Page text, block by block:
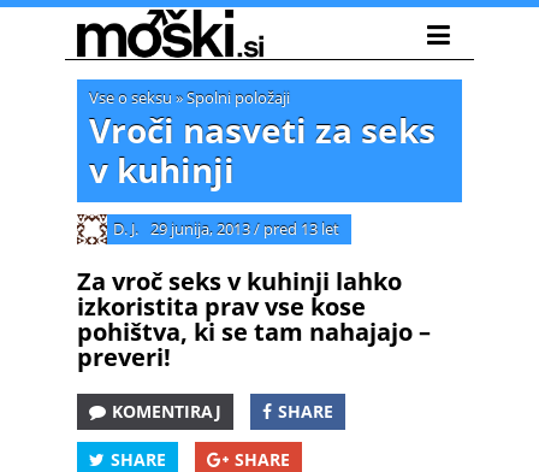
Vse o seksu »Spolni položaji
Vroči nasveti za seks
v kuhinji
D. J. 29 junija, 2013/ pred 13 let
Za vroč seks v kuhinji lahko
izkoristita prav vse kose
pohištva, ki se tam nahajajo –
preveri!
KOMENTIRAJ SHARE
SHARE SHARE